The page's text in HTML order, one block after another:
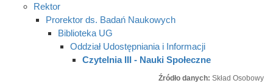
Rektor
Prorektor ds. Badań Naukowych
Biblioteka UG
Oddział Udostępniania i Informacji
Czytelnia III - Nauki Społeczne
Źródło danych: Skład Osobowy